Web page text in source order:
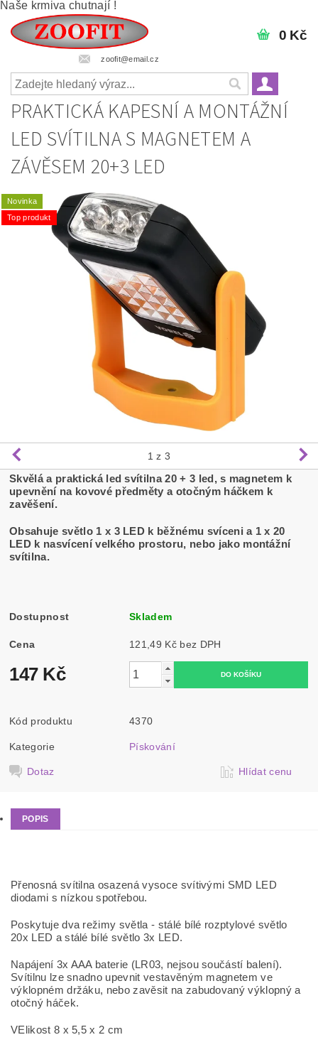
Naše krmiva chutnají !
zoofit@email.cz
0 Kč
PRAKTICKÁ KAPESNÍ A MONTÁŽNÍ
LED SVÍTILNA S MAGNETEM A
ZÁVĚSEM 20+3 LED
Novinka
Top produkt
1 z 3
Skvělá a praktická led svítilna 20 + 3 led, s magnetem k
upevnění na kovové předměty a otočným háčkem k
zavěšení.
Obsahuje světlo 1 x 3 LED k běžnému svíceni a 1 x 20
LED k nasvícení velkého prostoru, nebo jako montážní
svítilna.
Dostupnost Skladem
Cena 121,49 Kč bez DPH
147 Kč
Kód produktu 4370
Kategorie Pískování
Dotaz Hlídat cenu
POPIS
Přenosná svítilna osazená vysoce svítivými SMD LED
diodami s nízkou spotřebou.
Poskytuje dva režimy světla - stálé bílé rozptylové světlo
20x LED a stálé bílé světlo 3x LED.
Napájení 3x AAA baterie (LR03, nejsou součástí balení).
Svítilnu lze snadno upevnit vestavěným magnetem ve
výklopném držáku, nebo zavěsit na zabudovaný výklopný a
otočný háček.
VElikost 8 x 5,5 x 2 cm